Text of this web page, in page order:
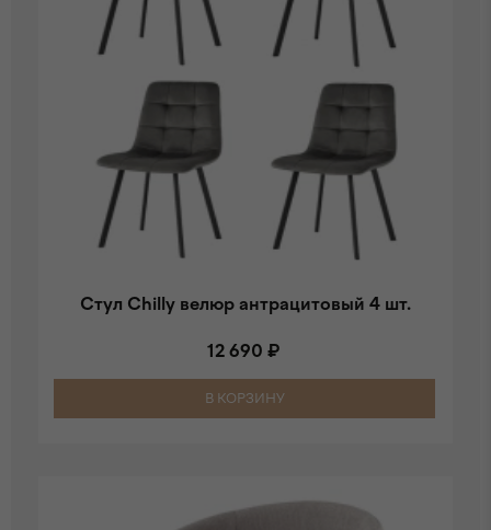
Стул Chilly велюр антрацитовый 4 шт.
12 690 ₽
В КОРЗИНУ